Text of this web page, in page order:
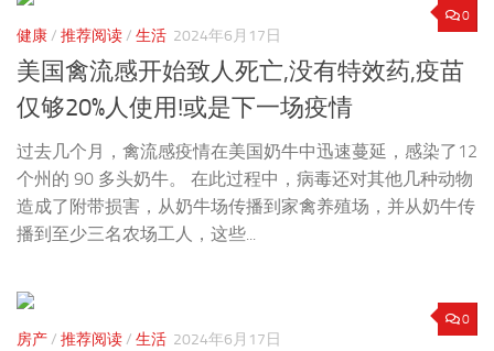
0
健康/ 推荐阅读/ 生活 2024年6月17日
美国禽流感开始致人死亡,没有特效药,疫苗
仅够20%人使用!或是下一场疫情
过去几个月，禽流感疫情在美国奶牛中迅速蔓延，感染了12
个州的 90 多头奶牛。 在此过程中，病毒还对其他几种动物
造成了附带损害，从奶牛场传播到家禽养殖场，并从奶牛传
播到至少三名农场工人，这些...
0
房产/ 推荐阅读/ 生活 2024年6月17日